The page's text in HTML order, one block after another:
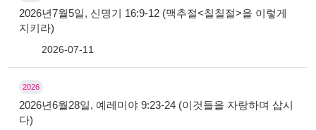
2026년7월5일, 신명기 16:9-12 (맥추절<칠칠절>을 이렇게
지키라)
2026-07-11
2026
2026년6월28일, 예레미야 9:23-24 (이것들을 자랑하며 삽시
다)